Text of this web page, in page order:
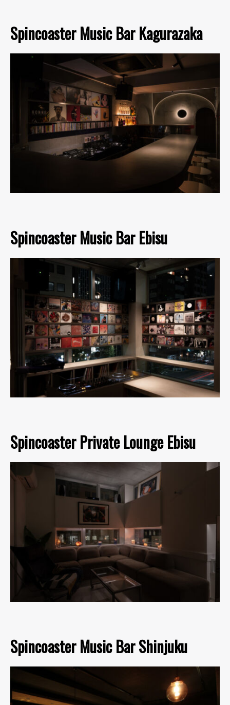
Spincoaster Music Bar Kagurazaka
Spincoaster Music Bar Ebisu
Spincoaster Private Lounge Ebisu
Spincoaster Music Bar Shinjuku